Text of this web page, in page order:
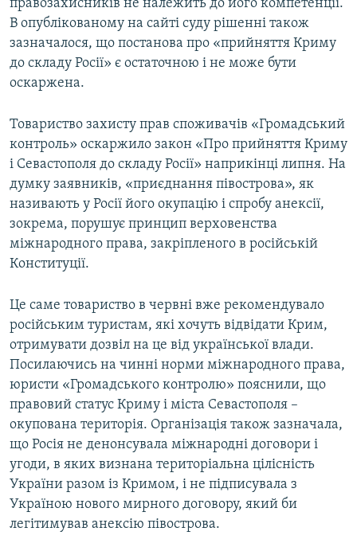
правозахисників не належить до його компетенції.
В опублікованому на сайті суду рішенні також
зазначалося, що постанова про «прийняття Криму
до складу Росії» є остаточною і не може бути
оскаржена.
Товариство захисту прав споживачів «Громадський
контроль» оскаржило закон «Про прийняття Криму
і Севастополя до складу Росії» наприкінці липня. На
думку заявників, «приєднання півострова», як
називають у Росії його окупацію і спробу анексії,
зокрема, порушує принцип верховенства
міжнародного права, закріпленого в російській
Конституції.
Це саме товариство в червні вже рекомендувало
російським туристам, які хочуть відвідати Крим,
отримувати дозвіл на це від української влади.
Посилаючись на чинні норми міжнародного права,
юристи «Громадського контролю» пояснили, що
правовий статус Криму і міста Севастополя –
окупована територія. Організація також зазначала,
що Росія не денонсувала міжнародні договори і
угоди, в яких визнана територіальна цілісність
України разом із Кримом, і не підписувала з
Україною нового мирного договору, який би
легітимував анексію півострова.